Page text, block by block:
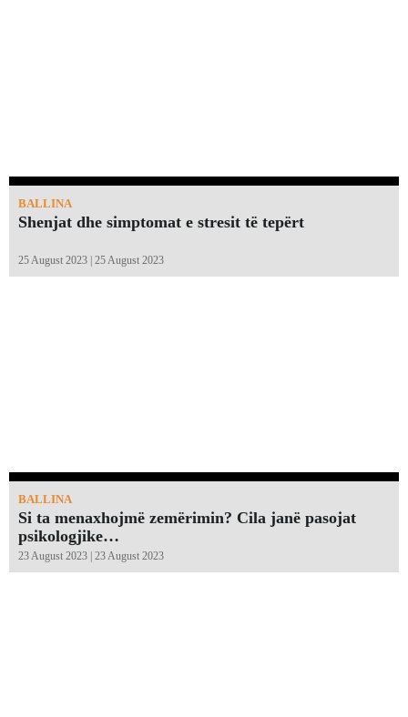
BALLINA
Shenjat dhe simptomat e stresit të tepërt
25 August 2023 | 25 August 2023
BALLINA
Si ta menaxhojmë zemërimin? Cila janë pasojat
psikologjike…
23 August 2023 | 23 August 2023